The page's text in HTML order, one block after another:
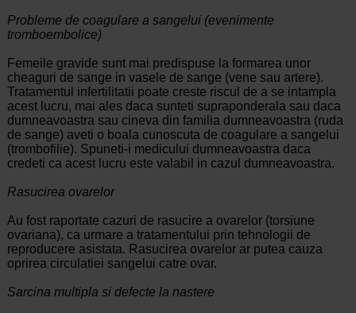
Probleme de coagulare a sangelui (evenimente
tromboembolice)
Femeile gravide sunt mai predispuse la formarea unor
cheaguri de sange in vasele de sange (vene sau artere).
Tratamentul infertilitatii poate creste riscul de a se intampla
acest lucru, mai ales daca sunteti supraponderala sau daca
dumneavoastra sau cineva din familia dumneavoastra (ruda
de sange) aveti o boala cunoscuta de coagulare a sangelui
(trombofilie). Spuneti-i medicului dumneavoastra daca
credeti ca acest lucru este valabil in cazul dumneavoastra.
Rasucirea ovarelor
Au fost raportate cazuri de rasucire a ovarelor (torsiune
ovariana), ca urmare a tratamentului prin tehnologii de
reproducere asistata. Rasucirea ovarelor ar putea cauza
oprirea circulatiei sangelui catre ovar.
Sarcina multipla si defecte la nastere